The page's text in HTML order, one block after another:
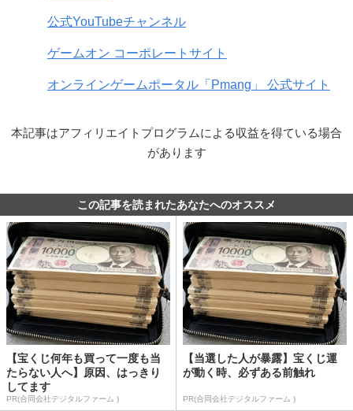
公式YouTubeチャンネル
ゲームオン コーポレートサイト
オンラインゲームポータル「Pmang」 公式サイト
本記事はアフィリエイトプログラムによる収益を得ている場合
があります
この記事を読まれたあなたへのオススメ
【宝くじ何年も買って一度も当
たらない人へ】原因、はっきり
してます
PR(合同会社デジタルファーム )
【当選した人が暴露】宝くじ運
が動く時、必ずある前触れ
PR(合同会社デジタルファーム )